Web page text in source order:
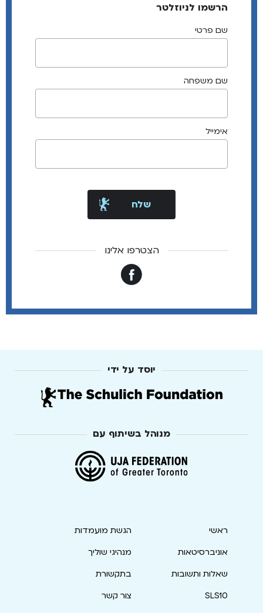
הרשמו לניוזלטר
שם פרטי
שם משפחה
אימייל
הצטרפו אלינו
יוסד על ידי
מנוהל בשיתוף עם
ראשי
הגשת מועמדות
אוניברסיטאות
מנהיגי שוליך
שאלות ותשובות
בתקשורת
SLS10
צור קשר